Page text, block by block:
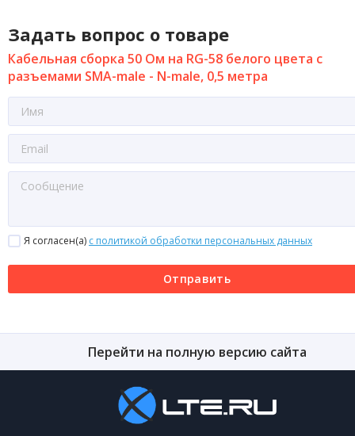
Задать вопрос о товаре
Кабельная сборка 50 Ом на RG-58 белого цвета с
разъемами SMA-male - N-male, 0,5 метра
Я согласен(a) с политикой обработки персональных данных
Отправить
Перейти на полную версию сайта